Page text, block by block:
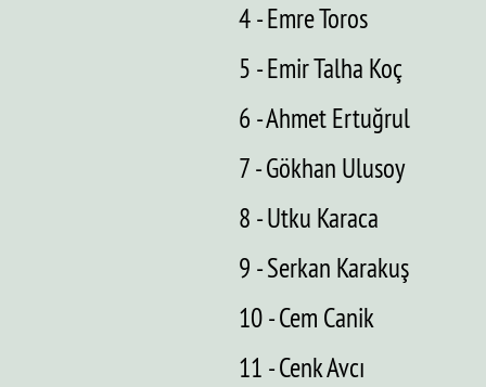
4 - Emre Toros
5 - Emir Talha Koç
6 - Ahmet Ertuğrul
7 - Gökhan Ulusoy
8 - Utku Karaca
9 - Serkan Karakuş
10 - Cem Canik
11 - Cenk Avcı